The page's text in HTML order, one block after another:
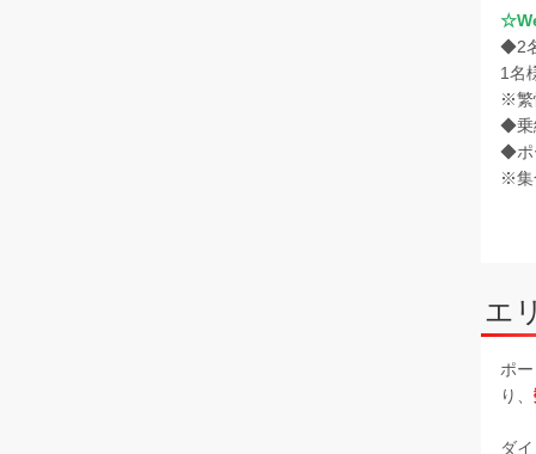
◆2
1名
※繁
◆乗
◆ポ
※集
エ
ポ
り、
ダ